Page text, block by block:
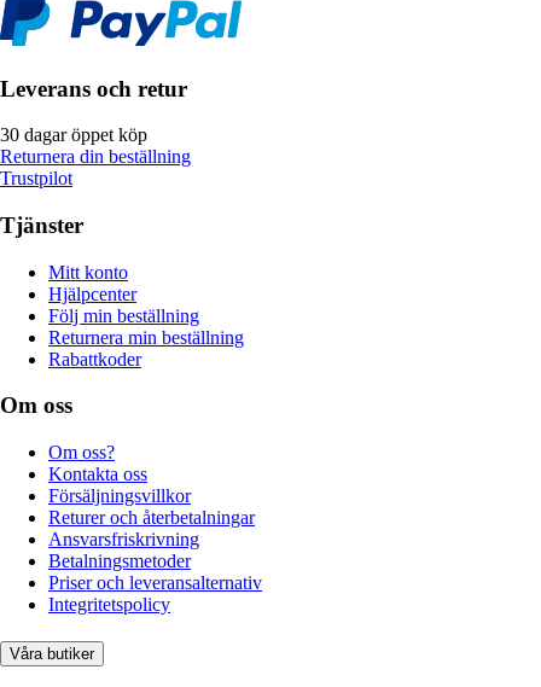
Leverans och retur
30 dagar öppet köp
Returnera din beställning
Trustpilot
Tjänster
Mitt konto
Hjälpcenter
Följ min beställning
Returnera min beställning
Rabattkoder
Om oss
Om oss?
Kontakta oss
Försäljningsvillkor
Returer och återbetalningar
Ansvarsfriskrivning
Betalningsmetoder
Priser och leveransalternativ
Integritetspolicy
Våra butiker